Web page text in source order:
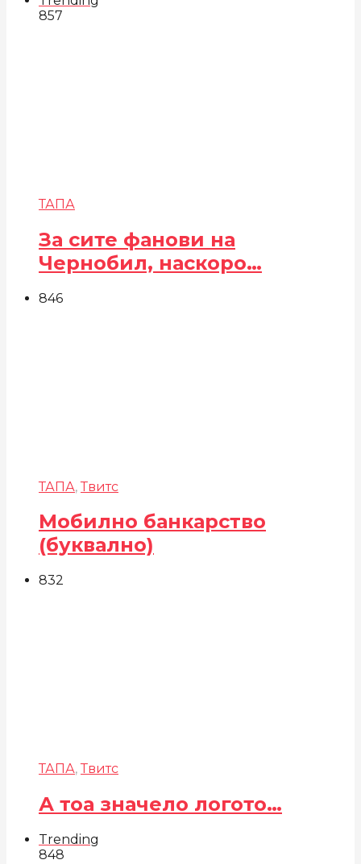
857
ТАПА
За сите фанови на
Чернобил, наскоро…
846
ТАПА, Твитс
Мобилно банкарство
(буквално)
832
ТАПА, Твитс
А тоа значело логото…
Trending
848